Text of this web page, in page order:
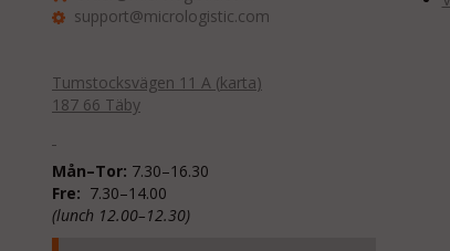
support@micrologistic.com
Tumstocksvägen 11 A (karta)
187 66 Täby
Mån–Tor: 7.30–16.30
Fre: 7.30–14.00
(lunch 12.00–12.30)